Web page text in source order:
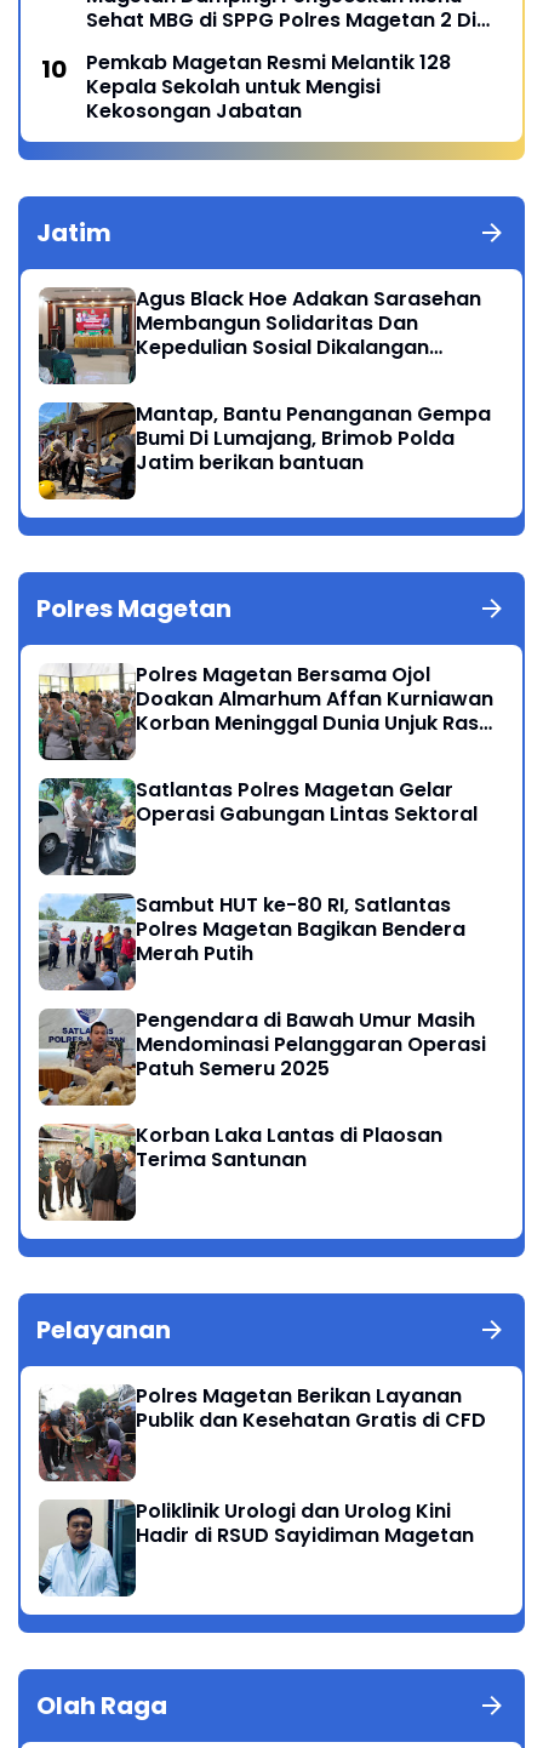
Sehat MBG di SPPG Polres Magetan 2 Di
Pemkab Magetan Resmi Melantik 128
Kepala Sekolah untuk Mengisi
Kekosongan Jabatan
Jatim
Agus Black Hoe Adakan Sarasehan
Membangun Solidaritas Dan
Kepedulian Sosial Dikalangan
Mantap, Bantu Penanganan Gempa
Bumi Di Lumajang, Brimob Polda
Jatim berikan bantuan
Polres Magetan
Polres Magetan Bersama Ojol
Doakan Almarhum Affan Kurniawan
Korban Meninggal Dunia Unjuk Rasa
Satlantas Polres Magetan Gelar
Operasi Gabungan Lintas Sektoral
Sambut HUT ke-80 RI, Satlantas
Polres Magetan Bagikan Bendera
Merah Putih
Pengendara di Bawah Umur Masih
Mendominasi Pelanggaran Operasi
Patuh Semeru 2025
Korban Laka Lantas di Plaosan
Terima Santunan
Pelayanan
Polres Magetan Berikan Layanan
Publik dan Kesehatan Gratis di CFD
Poliklinik Urologi dan Urolog Kini
Hadir di RSUD Sayidiman Magetan
Olah Raga